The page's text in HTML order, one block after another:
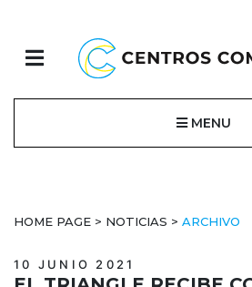
MENU
HOME PAGE > NOTICIAS > ARCHIVO
10 JUNIO 2021